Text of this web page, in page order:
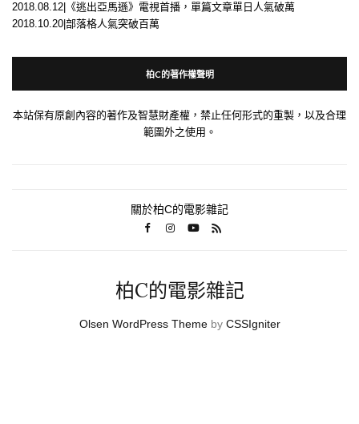
2018.08.12|《逃出亞馬遜》電視首播，單篇文章單日人氣破萬
2018.10.20|部落格人氣突破百萬
柏C的著作權聲明
本站保有原創內容的著作及智慧財產權，禁止任何形式的重製，以及合理
範圍外之使用。
關於柏C的電影雜記
柏C的電影雜記
Olsen WordPress Themeby CSSIgniter